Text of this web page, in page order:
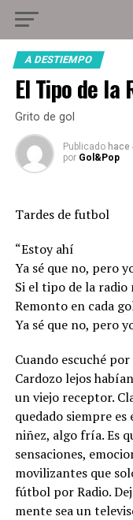
A DESTIEMPO
El Tipo de la
Grito de gol
Publicado hace
por Gol&Pop
Tardes de futbol
“Estoy ahí
Ya sé que no, pero
Si el tipo de la radio
Remonto en cada
Ya sé que no, pero
Cuando escuché
Cardozo lejos
un viejo receptor.
quedado siempre
niñez, algo fría. Es
sensaciones,
movilizantes que
fútbol por Radio.
mente sea un